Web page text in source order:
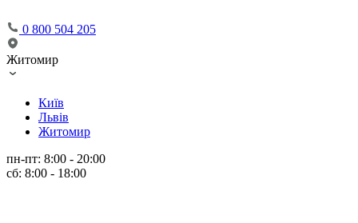
0 800 504 205
Житомир
Київ
Львів
Житомир
пн-пт: 8:00 - 20:00
сб: 8:00 - 18:00